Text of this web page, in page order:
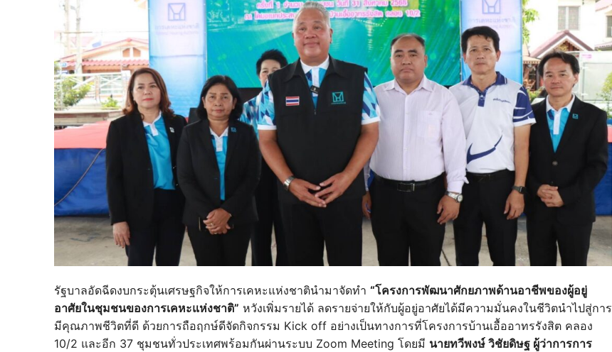
รัฐบาลอัดฉีดงบกระตุ้นเศรษฐกิจให้การเคหะแห่งชาตินำมาจัดทำ “โครงการพัฒนาศักยภาพด้านอาชีพของผู้อยู่
อาศัยในชุมชนของการเคหะแห่งชาติ” หวังเพิ่มรายได้ ลดรายจ่ายให้กับผู้อยู่อาศัยได้มีความมั่นคงในชีวิตนำไปสู่การ
มีคุณภาพชีวิตที่ดี ด้วยการถือฤกษ์ดีจัดกิจกรรม Kick off อย่างเป็นทางการที่โครงการบ้านเอื้ออาทรรังสิต คลอง
10/2 และอีก 37 ชุมชนทั่วประเทศพร้อมกันผ่านระบบ Zoom Meeting โดยมี นายทวีพงษ์ วิชัยดิษฐ ผู้ว่าการการ